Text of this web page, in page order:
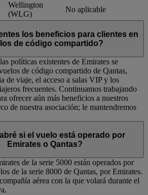
Wellington
(WLG)
No aplicable
los beneficios para clientes en
de código compartido?
políticas existentes de Emirates se
de código compartido de Qantas,
de viaje, el acceso a salas VIP y los
frecuentes. Continuamos trabajando
ofrecer aún más beneficios a nuestros
de nuestra asociación; le mantendremos
si el vuelo está operado por
Emirates o Qantas?
de la serie 5000 están operados por
de la serie 8000 de Qantas, por Emirates.
aérea con la que volará durante el